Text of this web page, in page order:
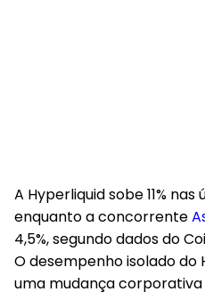
A Hyperliquid sobe 11%
enquanto a concorrente
4,5%, segundo dados do
O desempenho isolado do
uma mudança